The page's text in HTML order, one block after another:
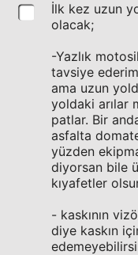
İlk kez uzun
olacak;
-Yazlık
tavsiye
ama uzun
yoldaki arılar
patlar. Bir
asfalta
yüzden
diyorsan bile
kıyafetler
- kaskının
diye kaskın